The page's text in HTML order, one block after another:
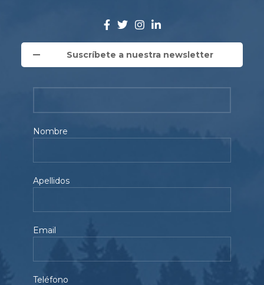
Suscríbete a nuestra newsletter
Nombre
Apellidos
Email
Teléfono